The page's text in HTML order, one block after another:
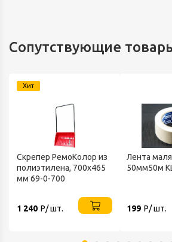
Сопутствующие
Хит
Скрепер РемоКолор из
полиэтилена, 700x465
мм 69-0-700
1 240 Р/ шт.
Лента
50мм50м
199 Р/ шт.